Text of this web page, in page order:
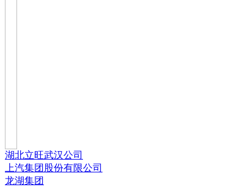
湖北立旺武汉公司
上汽集团股份有限公司
龙湖集团